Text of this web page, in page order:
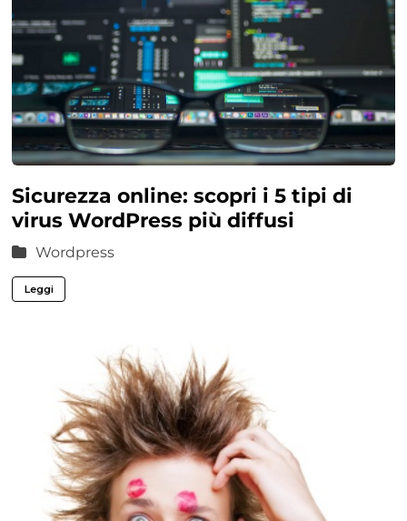
Sicurezza online: scopri i 5 tipi di
virus WordPress più diffusi
Wordpress
Leggi